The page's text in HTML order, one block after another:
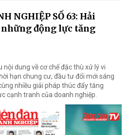
NGHIỆP SỐ 63: Hải
động lực tăng
nội dung về cơ chế đặc thù xử lý vi
hạn chung cư, đầu tư đổi mới sáng
nhiều giải pháp thúc đẩy tăng
cạnh tranh của doanh nghiệp.